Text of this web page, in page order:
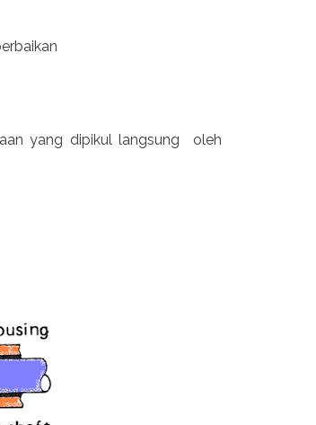
yang dipikul langsung oleh